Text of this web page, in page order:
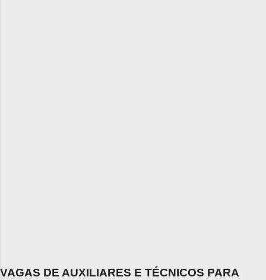
VAGAS DE AUXILIARES E TÉCNICOS PARA